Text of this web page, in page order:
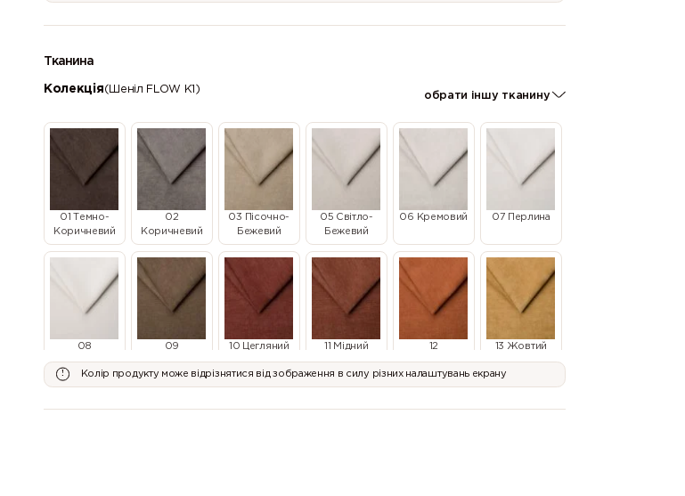
Тканина
Колекція (Шеніл FLOW К1)
обрати іншу тканину
01 Темно-
Коричневий
02
Коричневий
03 Пісочно-
Бежевий
05 Світло-
Бежевий
06 Кремовий 07 Перлина
08
Молочний
09
Коричневий
10 Цегляний 11 Мідний
12
Оранжевий
13 Жовтий
Колір продукту може відрізнятися від зображення в силу різних налаштувань екрану